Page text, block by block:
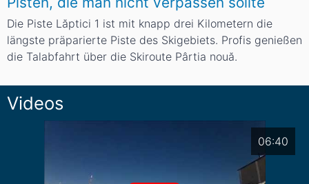
Die Piste Lăptici 1 ist mit knapp drei Kilometern die
längste präparierte Piste des Skigebiets. Profis genießen
die Talabfahrt über die Skiroute Pârtia nouă.
Videos
06:40